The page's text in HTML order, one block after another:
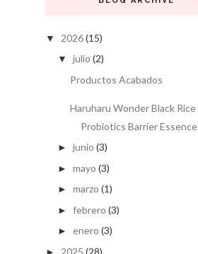
▼ 2026(15)
▼ julio (2)
Productos Acabados
Haruharu Wonder Black Rice
Probiotics Barrier Essence
► junio (3)
► mayo (3)
► marzo (1)
► febrero (3)
► enero (3)
► 2025 (28)